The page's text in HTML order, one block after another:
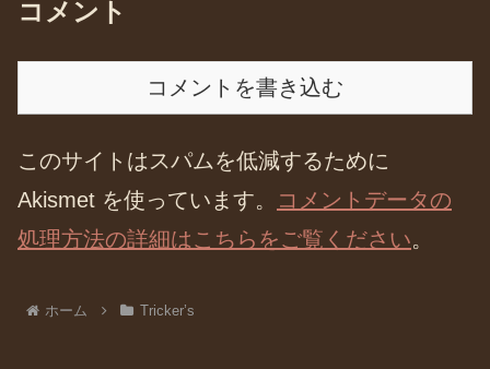
コメント
コメントを書き込む
このサイトはスパムを低減するために
Akismet を使っています。
コメントデータの
処理方法の詳細はこちらをご覧ください。
ホーム Tricker’s